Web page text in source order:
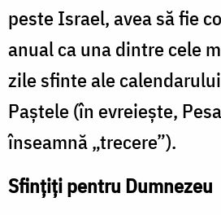
peste Israel, avea să fie
anual ca una dintre cele
zile sfinte ale
Paștele (în evreiește,
înseamnă „trecere”).
Sfințiți pentru Dumnezeu